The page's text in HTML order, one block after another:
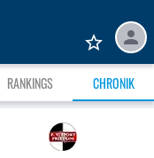
RANKINGS CHRONIK